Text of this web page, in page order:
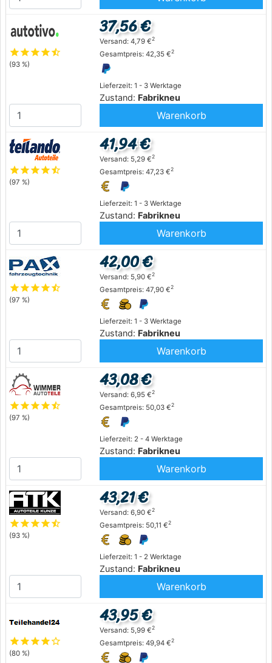
starstarstarstarstar_half
(93 %)
Lieferzeit: 1 - 3 Werktage
Zustand: Fabrikneu
37,56 €
Versand: 4,79 €2
Gesamtpreis: 42,35 €2
Warenkorb
starstarstarstarstar_half
(97 %)
Lieferzeit: 1 - 3 Werktage
Zustand: Fabrikneu
41,94 €
Versand: 5,29 €2
Gesamtpreis: 47,23 €2
Warenkorb
starstarstarstarstar_half
(97 %)
Lieferzeit: 1 - 3 Werktage
Zustand: Fabrikneu
42,00 €
Versand: 5,90 €2
Gesamtpreis: 47,90 €2
Warenkorb
starstarstarstarstar_half
(97 %)
Lieferzeit: 2 - 4 Werktage
Zustand: Fabrikneu
43,08 €
Versand: 6,95 €2
Gesamtpreis: 50,03 €2
Warenkorb
starstarstarstarstar_half
(93 %)
Lieferzeit: 1 - 2 Werktage
Zustand: Fabrikneu
43,21 €
Versand: 6,90 €2
Gesamtpreis: 50,11 €2
Warenkorb
starstarstarstarstar_outline
(80 %)
43,95 €
Versand: 5,99 €2
Gesamtpreis: 49,94 €2